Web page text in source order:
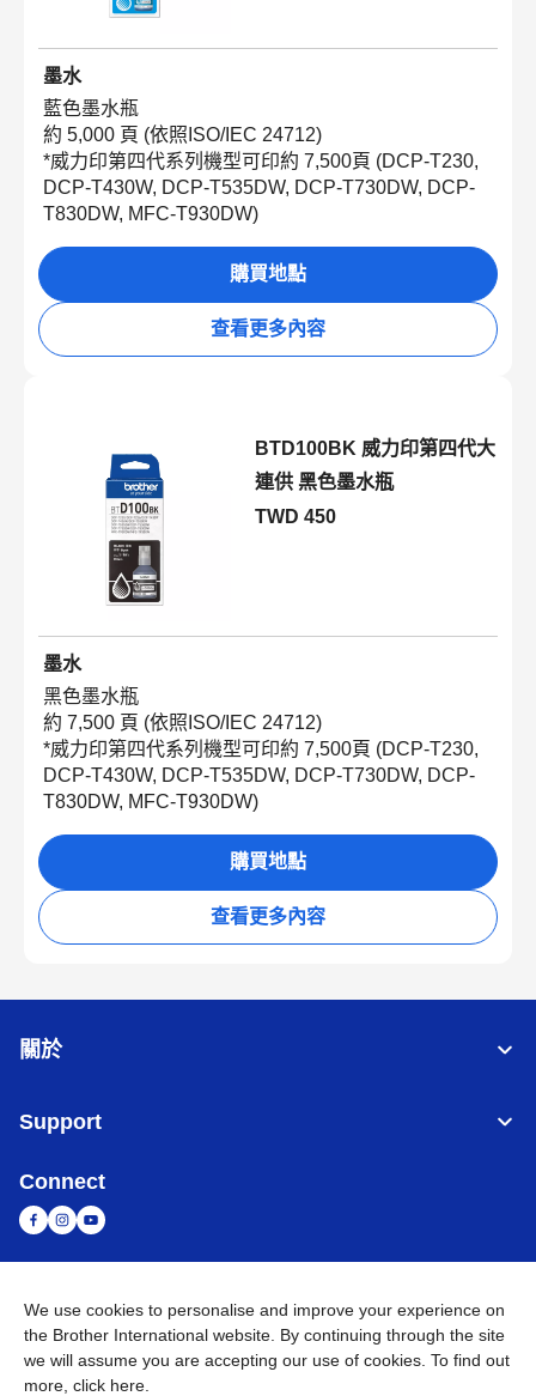
墨水
藍色墨水瓶
約 5,000 頁 (依照 ISO/IEC 24712)
*威力印第四代系列機型可印約 7,500頁 (DCP-T230,
DCP-T430W, DCP-T535DW, DCP-T730DW, DCP-
T830DW, MFC-T930DW)
購買地點
查看更多內容
BTD100BK 威力印第四代大
連供 黑色墨水瓶
TWD 450
墨水
黑色墨水瓶
約 7,500 頁 (依照ISO/IEC 24712)
*威力印第四代系列機型可印約 7,500頁 (DCP-T230,
DCP-T430W, DCP-T535DW, DCP-T730DW, DCP-
T830DW, MFC-T930DW)
購買地點
查看更多內容
關於
Support
Connect
台灣 全球網路
隱私政策 造訪 Brother 全球網站
We use cookies to personalise and improve your experience on
the Brother International website. By continuing through the site
we will assume you are accepting our use of cookies. To find out
more, click here